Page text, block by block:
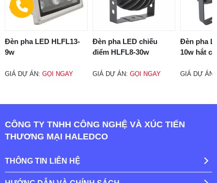
Đèn pha LED HLFL13-
9w
GIÁ DỰ ÁN: GỌI NGAY
Đèn pha LED chiếu
điểm HLFL8-30w
GIÁ DỰ ÁN:GỌI NGAY
Đèn pha
10w hắt
GIÁ DỰ
CÔNG TY TNHH CÔNG NGHỆ VÀ XÚC TIẾN
THƯƠNG MẠI HALEDCO
THÔNG TIN LIÊN HỆ